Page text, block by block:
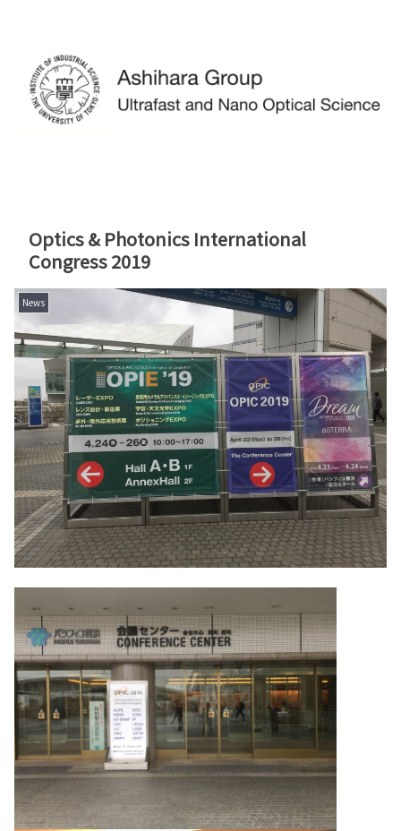
Optics & Photonics International
Congress 2019
News